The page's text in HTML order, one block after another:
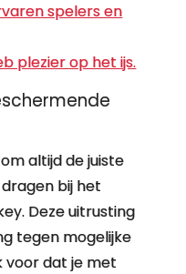
spelers en
plezier op het ijs.
altijd de juiste
bij het
Deze uitrusting
tegen mogelijke
voor dat je met